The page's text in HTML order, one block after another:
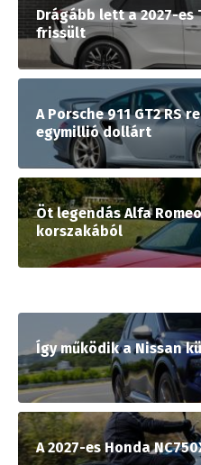
Drágább lett a 2027-es
frissült
A Porsche 911 GT2 RS
egymillió dollárt
Öt legendás Alfa
korszakából
Így működik a Nissan
A 2027-es Honda